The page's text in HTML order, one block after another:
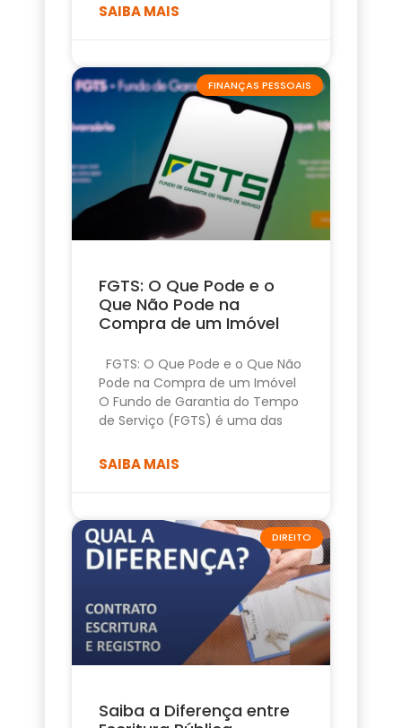
SAIBA MAIS
FINANÇAS PESSOAIS
FGTS: O Que Pode e o
Que Não Pode na
Compra de um Imóvel
FGTS: O Que Pode e o Que Não
Pode na Compra de um Imóvel
O Fundo de Garantia do Tempo
de Serviço (FGTS) é uma das
SAIBA MAIS
DIREITO
Saiba a Diferença entre